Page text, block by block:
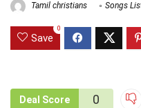
Tamil christians Songs
Save
0
Deal Score 0